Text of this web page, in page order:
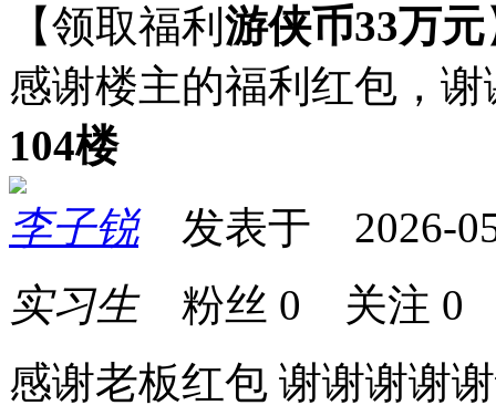
【领取福利 游侠币33万元
感谢楼主的福利红包，谢
104楼
李子锐发表于 2026-
实习生粉丝 0 关注 0
感谢老板红包 谢谢谢谢